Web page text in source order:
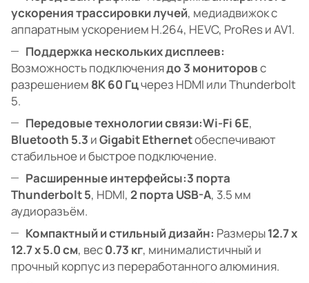
ускорения трассировки лучей, медиадвижок с
аппаратным ускорением H.264, HEVC, ProRes и AV1.
Поддержка нескольких дисплеев:
Возможность подключениядо 3 мониторовс
разрешением 8K 60 Гцчерез HDMI или Thunderbolt
5.
Передовые технологии связи:Wi-Fi 6E,
Bluetooth 5.3 иGigabit Ethernetобеспечивают
стабильное и быстрое подключение.
Расширенные интерфейсы:3 порта
Thunderbolt 5, HDMI, 2 порта USB-A, 3.5 мм
аудиоразъём.
Компактный и стильный дизайн: Размеры12.7 x
12.7 x 5.0 см, вес0.73 кг, минималистичный и
прочный корпус из переработанного алюминия.